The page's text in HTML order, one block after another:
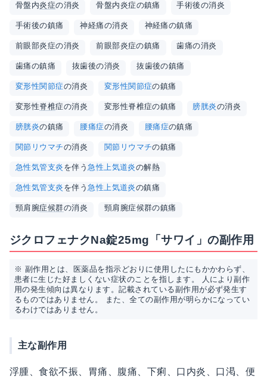
骨盤内炎症の消炎 骨盤内炎症の鎮痛 手術後の消炎
手術後の鎮痛 神経痛の消炎 神経痛の鎮痛
前眼部炎症の消炎 前眼部炎症の鎮痛 歯痛の消炎
歯痛の鎮痛 抜歯後の消炎 抜歯後の鎮痛
変形性関節症の消炎 変形性関節症の鎮痛
変形性脊椎症の消炎 変形性脊椎症の鎮痛 膀胱炎の消炎
膀胱炎の鎮痛 腰痛症の消炎 腰痛症の鎮痛
関節リウマチの消炎 関節リウマチの鎮痛
急性気管支炎 を伴う急性上気道炎の解熱
急性気管支炎 を伴う急性上気道炎の鎮痛
頸肩腕症候群の消炎 頸肩腕症候群の鎮痛
ジクロフェナクNa錠25mg「サワイ」の副作用
※ 副作用とは、医薬品を指示どおりに使用したにもかかわらず、
患者に生じた好ましくない症状のことを指します。 人により副作
用の発生傾向は異なります。記載されている副作用が必ず発生す
るものではありません。 また、全ての副作用が明らかになってい
るわけではありません。
主な副作用
浮腫、食欲不振、胃痛、腹痛、下痢、口内炎、口渇、便